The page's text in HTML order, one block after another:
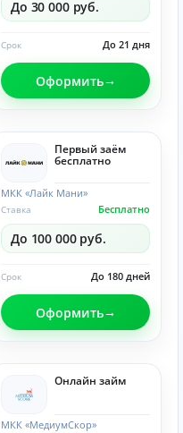
До 30 000 руб.
До 21 дня
Срок
Оформить
Первый заём
бесплатно
МКК «Лайк Мани»
Бесплатно
Ставка
До 100 000 руб.
До 180 дней
Срок
Оформить
Онлайн займ
МКК «МедиумСкор»